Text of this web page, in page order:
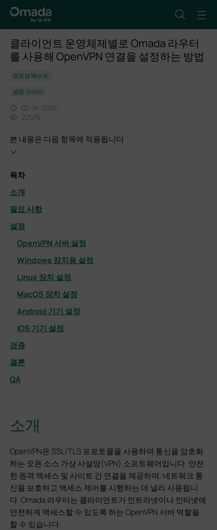
클라이언트 운영체제별로 Omada 라우터
를 사용해 OpenVPN 연결을 설정하는 방법
정보성 텍스트
설정 가이드
02-14-2026
22575
본 내용은 다음 항목에 적용됩니다
목차
소개
필요 사항
설정
OpenVPN 서버 설정
Windows 장치용 설정
Linux 장치 설정
MacOS 장치 설정
Android 기기 설정
iOS 기기 설정
검증
결론
QA
소개
OpenVPN은 SSL/TLS 프로토콜을 사용하여 통신을 암호화
하는 오픈 소스 가상 사설망(VPN) 소프트웨어입니다. 안전
한 원격 액세스 및 사이트 간 연결을 제공하며, 네트워크 통
신을 보호하고 액세스 제어를 시행하는 데 널리 사용됩니
다. Omada 라우터는 클라이언트가 인트라넷이나 인터넷에
안전하게 액세스할 수 있도록 하는 OpenVPN 서버 역할을
할 수 있습니다.